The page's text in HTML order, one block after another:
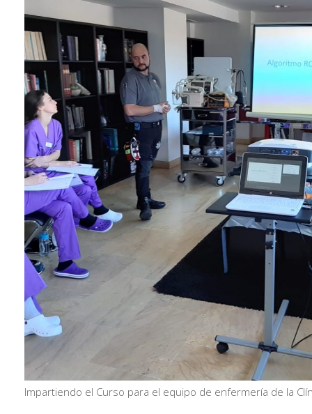
Impartiendo el Curso para el equipo de enfermería de la